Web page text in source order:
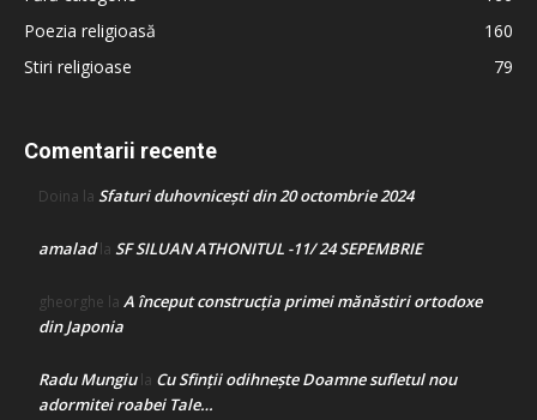
Poezia religioasă
160
Stiri religioase
79
Comentarii recente
Doina la Sfaturi duhovnicești din 20 octombrie 2024
amaladla SF SILUAN ATHONITUL -11/ 24 SEPEMBRIE
gheorghe la A început construcţia primei mănăstiri ortodoxe
din Japonia
Radu Mungiula Cu Sfinții odihnește Doamne sufletul nou
adormitei roabei Tale…